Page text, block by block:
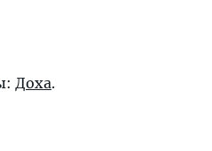
Доха.